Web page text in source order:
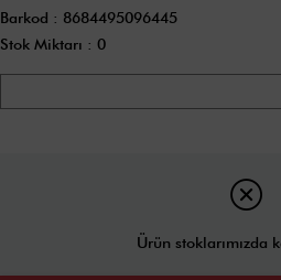
Barkod : 8684495096445
Stok Miktarı : 0
Ürün stoklarımızda